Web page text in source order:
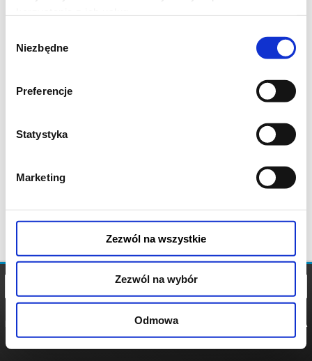
zgody
Niezbędne
Preferencje
Statystyka
Marketing
Zezwól na wszystkie
Zezwól na wybór
Odmowa
POLITYKA
POLITYKA